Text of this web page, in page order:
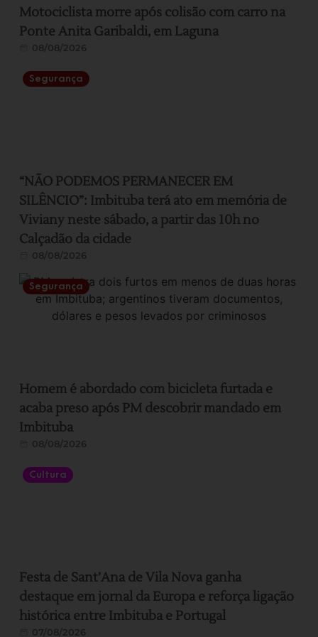
Motociclista morre após colisão com carro na
Ponte Anita Garibaldi, em Laguna
08/08/2026
Segurança
“NÃO PODEMOS PERMANECER EM
SILÊNCIO”: Imbituba terá ato em memória de
Viviany neste sábado, a partir das 10h no
Calçadão da cidade
08/08/2026
Segurança
Homem é abordado com bicicleta furtada e
acaba preso após PM descobrir mandado em
Imbituba
08/08/2026
Cultura
Festa de Sant’Ana de Vila Nova ganha
destaque em jornal da Europa e reforça ligação
histórica entre Imbituba e Portugal
07/08/2026